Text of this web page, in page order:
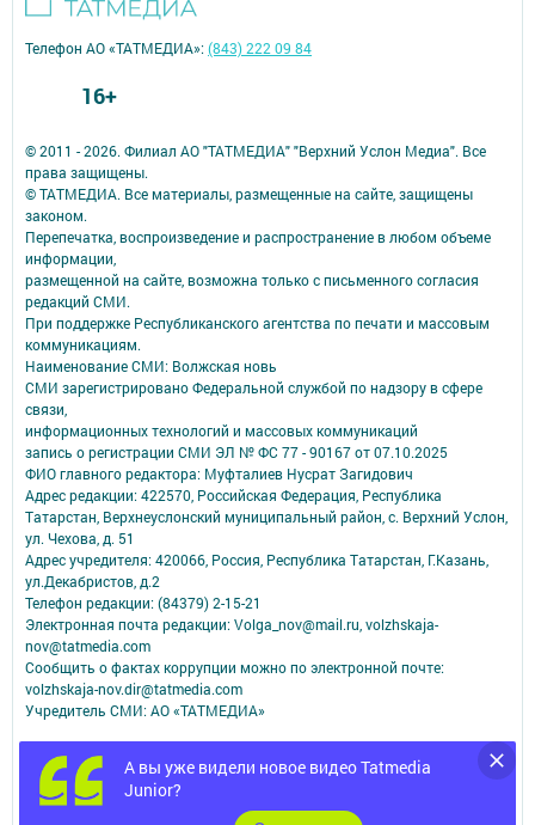
А вы уже видели новое видео Tatmedia
Junior?
© 2011 - 2026. Филиал АО "ТАТМЕДИА" "Верхний Услон Медиа". Все
права защищены.
© ТАТМЕДИА. Все материалы, размещенные на сайте, защищены
законом.
Перепечатка, воспроизведение и распространение в любом объеме
информации,
размещенной на сайте, возможна только с письменного согласия
редакций СМИ.
При поддержке Республиканского агентства по печати и массовым
коммуникациям.
Наименование СМИ: Волжская новь
СМИ зарегистрировано Федеральной службой по надзору в сфере
связи,
информационных технологий и массовых коммуникаций
запись о регистрации СМИ ЭЛ № ФС 77 - 90167 от 07.10.2025
ФИО главного редактора: Муфталиев Нусрат Загидович
Адрес редакции: 422570, Российская Федерация, Республика
Татарстан, Верхнеуслонский муниципальный район, с. Верхний Услон,
ул. Чехова, д. 51
Адрес учредителя: 420066, Россия, Республика Татарстан, Г.Казань,
ул.Декабристов, д.2
Телефон редакции: (84379) 2-15-21
Электронная почта редакции: Volga_nov@mail.ru, volzhskaja-
nov@tatmedia.com
Сообщить о фактах коррупции можно по электронной почте:
volzhskaja-nov.dir@tatmedia.com
Учредитель СМИ: АО «ТАТМЕДИА»
Антикоррупционная политика
АО «ТАТМЕДИА» использует «cookie»для персонализации сервисов и
удобства пользователей сайтом.
Использование «cookie» можно отменить в настройках браузера.
Телефон АО «ТАТМЕДИА»:(843) 222 09 84
16+